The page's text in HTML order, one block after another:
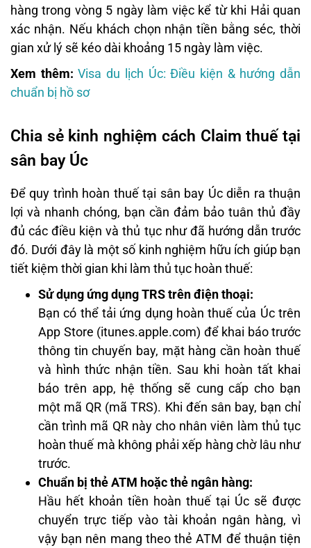
hàng trong vòng 5 ngày làm việc kể từ khi Hải quan
xác nhận. Nếu khách chọn nhận tiền bằng séc, thời
gian xử lý sẽ kéo dài khoảng 15 ngày làm việc.
Xem thêm: Visa du lịch Úc: Điều kiện & hướng dẫn
chuẩn bị hồ sơ
Chia sẻ kinh nghiệm cách Claim thuế tại
sân bay Úc
Để quy trình hoàn thuế tại sân bay Úc diễn ra thuận
lợi và nhanh chóng, bạn cần đảm bảo tuân thủ đầy
đủ các điều kiện và thủ tục như đã hướng dẫn trước
đó. Dưới đây là một số kinh nghiệm hữu ích giúp bạn
tiết kiệm thời gian khi làm thủ tục hoàn thuế:
Sử dụng ứng dụng TRS trên điện thoại:
Bạn có thể tải ứng dụng hoàn thuế của Úc trên
App Store (itunes.apple.com) để khai báo trước
thông tin chuyến bay, mặt hàng cần hoàn thuế
và hình thức nhận tiền. Sau khi hoàn tất khai
báo trên app, hệ thống sẽ cung cấp cho bạn
một mã QR (mã TRS). Khi đến sân bay, bạn chỉ
cần trình mã QR này cho nhân viên làm thủ tục
hoàn thuế mà không phải xếp hàng chờ lâu như
trước.
Chuẩn bị thẻ ATM hoặc thẻ ngân hàng:
Hầu hết khoản tiền hoàn thuế tại Úc sẽ được
chuyển trực tiếp vào tài khoản ngân hàng, vì
vậy bạn nên mang theo thẻ ATM để thuận tiện